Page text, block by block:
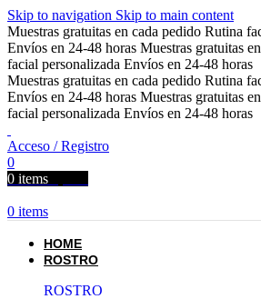
Skip to navigation Skip to main content
Muestras gratuitas en cada pedido Rutina
Envíos en 24-48 horas Muestras gratuitas
facial personalizada Envíos en 24-48 horas
Muestras gratuitas en cada pedido Rutina
Envíos en 24-48 horas Muestras gratuitas
facial personalizada Envíos en 24-48 horas
Acceso / Registro
0
0 items
0 items
HOME
ROSTRO
ROSTRO